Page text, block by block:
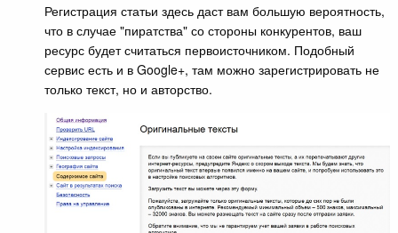
Регистрация статьи здесь даст вам большую вероятность,
что в случае "пиратства" со стороны конкурентов, ваш
ресурс будет считаться первоисточником. Подобный
сервис есть и в Google+, там можно зарегистрировать не
только текст, но и авторство.